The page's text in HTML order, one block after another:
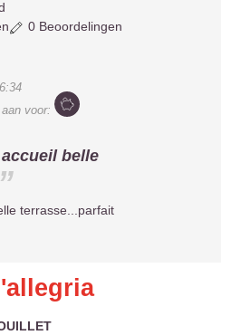
0 Beoordelingen
aan voor:
belle
terrasse...parfait